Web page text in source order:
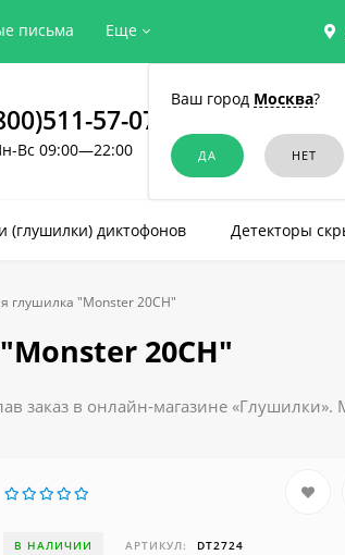
Ваш город Москва?
письма Еще
57-07
Вс 09:00—22:00
(глушилки) диктофонов Детекторы
глушилка "Monster 20CH"
20CH"
заказ в онлайн-магазине «Глушилки».
В НАЛИЧИИ АРТИКУЛ: DT2724